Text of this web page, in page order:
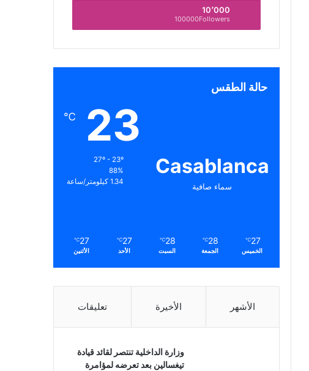
10٬000
100000Followers
حالة الطقس
Casablanca
سماء صافية
23
℃
27º - 23º
88%
1.34 كيلومتر/ساعة
27
℃
الخميس
28
℃
الجمعة
28
℃
السبت
27
℃
الأحد
27
℃
الأثنين
الأشهر الأخيرة تعليقات
وزارة الداخلية تنتصر لقائد قيادة
تيغسالين بعد تعرضه لمؤامرة